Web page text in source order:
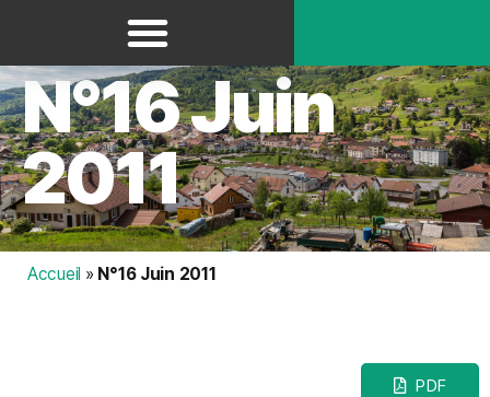
N°16 Juin
2011
Accueil » N°16 Juin 2011
PDF